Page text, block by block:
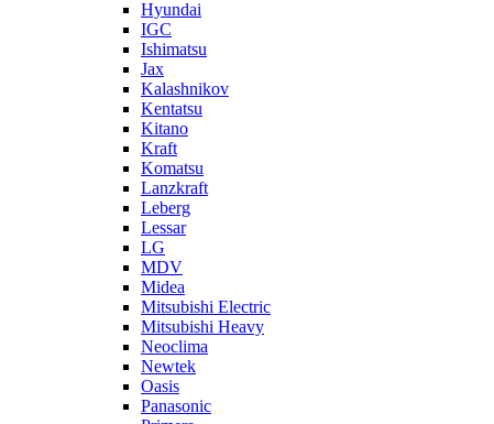
Hyundai
IGC
Ishimatsu
Jax
Kalashnikov
Kentatsu
Kitano
Kraft
Komatsu
Lanzkraft
Leberg
Lessar
LG
MDV
Midea
Mitsubishi Electric
Mitsubishi Heavy
Neoclima
Newtek
Oasis
Panasonic